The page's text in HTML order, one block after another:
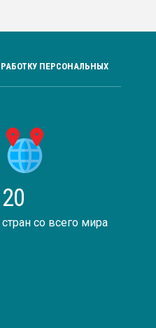
ПЕРСОНАЛЬНЫХ
20
стран со всего мира